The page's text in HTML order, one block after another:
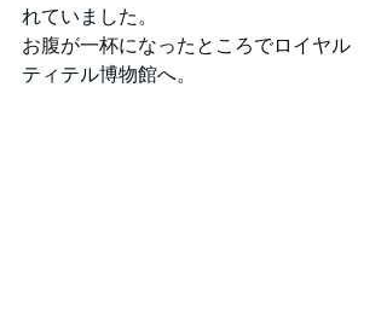
れていました。
お腹が一杯になったところでロイヤル
ティテル博物館へ。